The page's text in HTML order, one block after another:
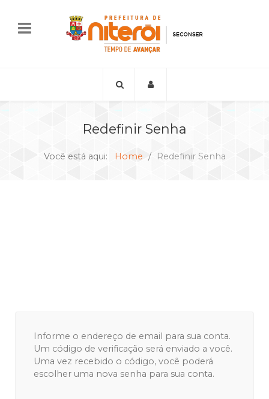
Redefinir Senha
Você está aqui: Home Redefinir Senha
Informe o endereço de email para sua conta.
Um código de verificação será enviado a você.
Uma vez recebido o código, você poderá
escolher uma nova senha para sua conta.